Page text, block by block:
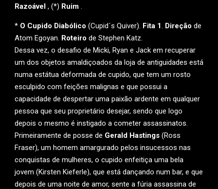
Razoável , (*) Ruim .
* O Cupido Diabólico (Cupid´s Quiver). Fita 1. Direção de
Atom Egoyan. Roteiro de Stephen Katz.
Dessa vez, o desafio de Micki, Ryan e Jack em recuperar
um dos objetos amaldiçoados da loja de antiguidades está
numa estátua deformada de cupido, que tem um rosto
esculpido com feições malignas e que possui a
capacidade de despertar uma paixão ardente em qualquer
pessoa que seu proprietário desejar, sendo que logo
depois o mesmo é instigado a cometer assassinatos.
Primeiramente de posse de Gerald Hastings (Ross
Fraser), um homem amargurado pelos insucessos nas
conquistas de mulheres, o cupido enfeitiça uma bela
jovem (Kirsten Kieferle), que está dançando num bar, e que
depois de uma noite de amor, sente a fúria assassina de